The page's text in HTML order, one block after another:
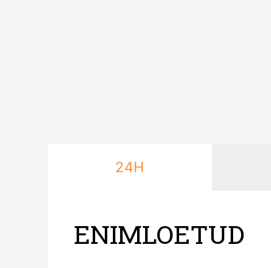
24H
ENIMLOETUD